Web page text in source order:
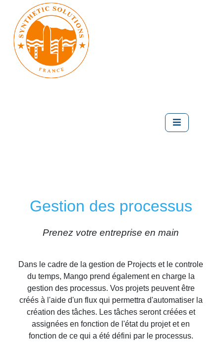
Gestion des processus
Prenez votre entreprise en main
Dans le cadre de la gestion de Projects et le controle
du temps, Mango prend également en charge la
gestion des processus. Vos projets peuvent être
créés à l'aide d'un flux qui permettra d'automatiser la
création des tâches. Les tâches seront créées et
assignées en fonction de l'état du projet et en
fonction de ce qui a été défini par le processus.